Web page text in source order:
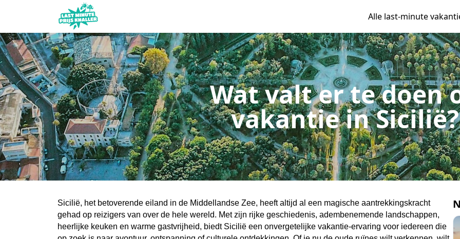
Alle last-minute
Wat valt er te doen
vakantie in Sicilië?
Sicilië, het betoverende eiland in de Middellandse Zee, heeft altijd al een magische aantrekkingskracht
gehad op reizigers van over de hele wereld. Met zijn rijke geschiedenis, adembenemende landschappen,
heerlijke keuken en warme gastvrijheid, biedt Sicilië een onvergetelijke vakantie-ervaring voor iedereen die